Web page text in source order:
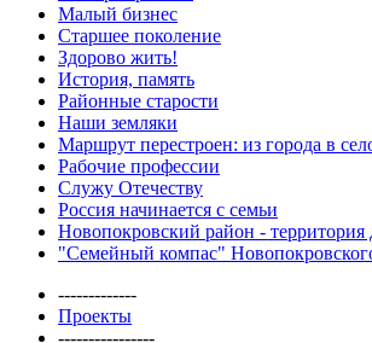
Малый бизнес
Старшее поколение
Здорово жить!
История, память
Районные старости
Наши земляки
Маршрут перестроен: из города в
Рабочие профессии
Служу Отечеству
Россия начинается с семьи
Новопокровский район -
"Семейный компас"
-------------
Проекты
----------------